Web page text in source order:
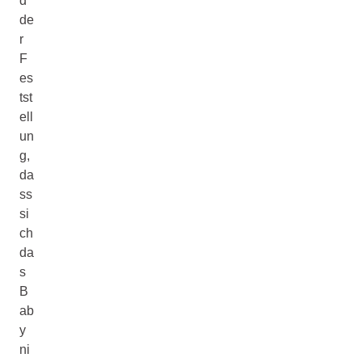
de
r
F
es
tst
ell
un
g,
da
ss
si
ch
da
s
B
ab
y
ni